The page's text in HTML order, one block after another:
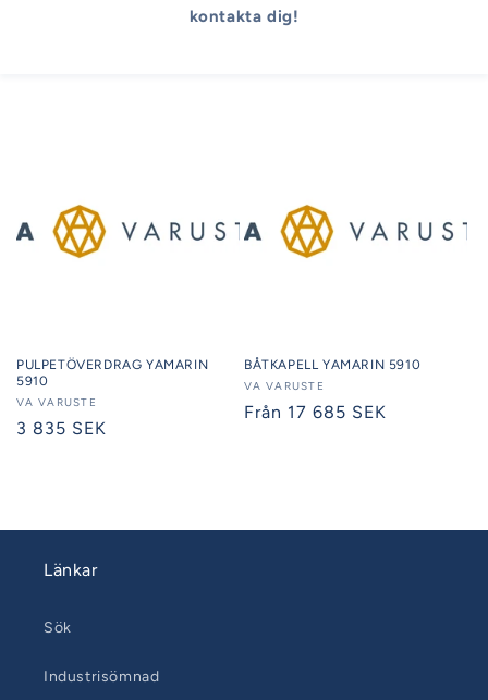
kontakta dig!
PULPETÖVERDRAG YAMARIN
5910
Säljare:
VA VARUSTE
Ordinarie
3 835 SEK
BÅTKAPELL YAMARIN 5910
Säljare:
VA VARUSTE
Ordinarie
Från 17 685 SEK
Länkar
Sök
Industrisömnad